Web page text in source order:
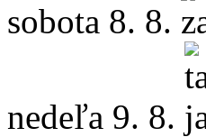
sobota 8. 8.
nedeľa 9. 8.